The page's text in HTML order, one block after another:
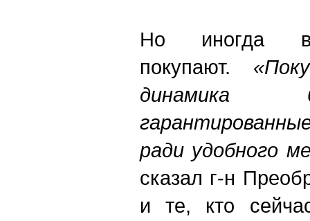
Но иногда
покупают.
динамика
ради удобного
сказал г-н
и те, кто